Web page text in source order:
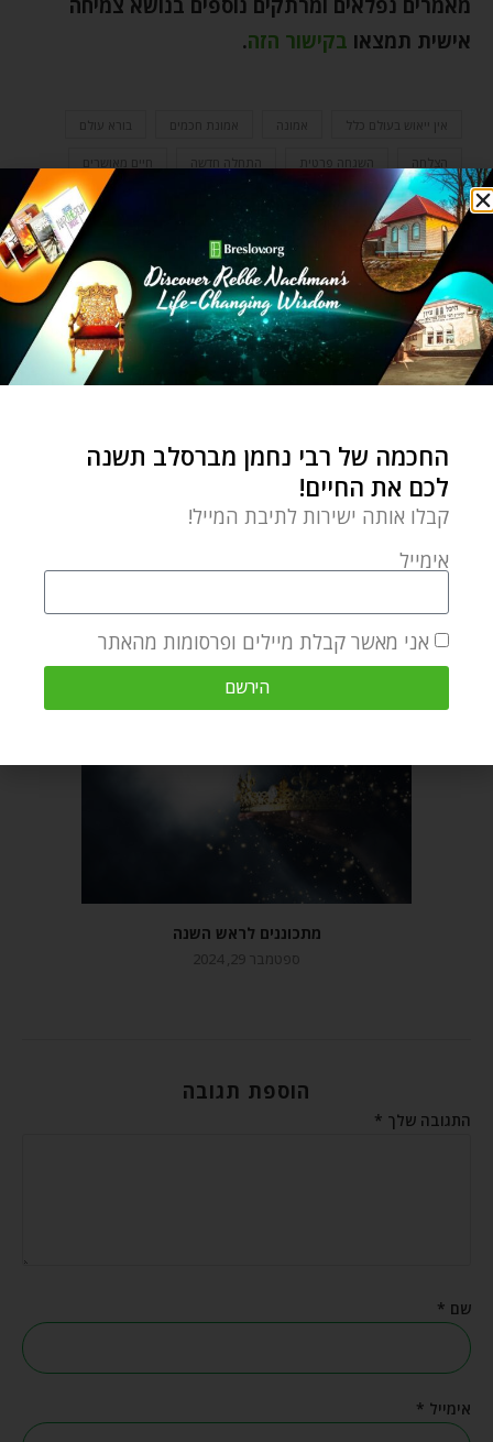
אישית תמצאו בקישור הזה.
אין ייאוש בעולם כלל אמונה אמונת חכמים בורא עולם
הצלחה השגחה פרטית התחלה חדשה חיים מאושרים
כאבי גדילה סבל וייסורים עצות מעשיות
קשר נצחי רבי נחמן מברסלב רוחניות וגשמיות
תפילה תפילה אישית
0 תגובות
NOAH SHALOM
מאמר הבא
בראשית: ההתחלה של הכל – פרשת השבוע בראשית
מאמר קודם
אסטרטגיית אחרי החגים שלי
מתכוננים לראש השנה
ספטמבר 29, 2024
הוספת תגובה
התגובה שלך *
שם *
אימייל *
החכמה של רבי נחמן מברסלב תשנה
לכם את החיים!
קבלו אותה ישירות לתיבת המייל!
אימייל
אני מאשר קבלת מיילים ופרסומות מהאתר
הירשם